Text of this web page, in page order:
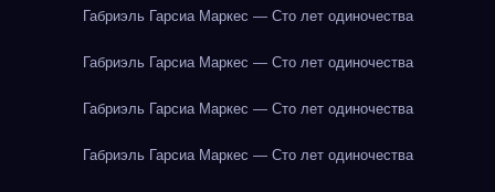
Габриэль Гарсиа Маркес — Сто лет одиночества
Габриэль Гарсиа Маркес — Сто лет одиночества
Габриэль Гарсиа Маркес — Сто лет одиночества
Габриэль Гарсиа Маркес — Сто лет одиночества